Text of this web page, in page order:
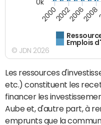
Emplois
2000200220062008
0k
© JDN 2026
Les ressources
etc.) constituent les
financer les
Aube et, d'autre part, à
emprunts que la